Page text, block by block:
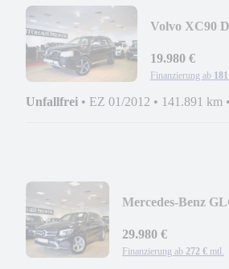
Volvo XC90
19.980 €
Finanzierung ab
Unfallfrei • EZ 01/2012 • 141.891 km •
Mercedes-Benz
29.980 €
Finanzierung ab 272 € mtl.